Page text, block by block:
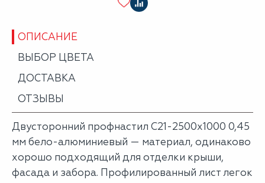
ОПИСАНИЕ
ВЫБОР ЦВЕТА
ДОСТАВКА
ОТЗЫВЫ
Двусторонний профнастил С21-2500х1000 0,45
мм бело-алюминиевый — материал, одинаково
хорошо подходящий для отделки крыши,
фасада и забора. Профилированный лист легок